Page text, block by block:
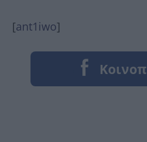
[ant1iwo]